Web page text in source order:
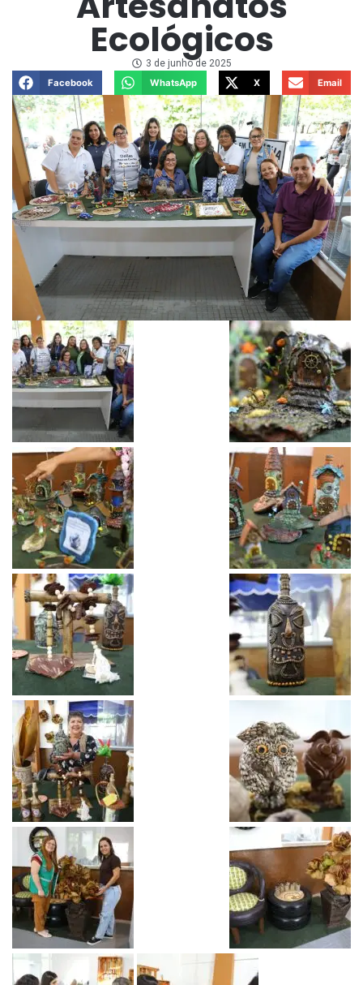
Ecológicos
3 de junho de 2025
Facebook
WhatsApp X Email